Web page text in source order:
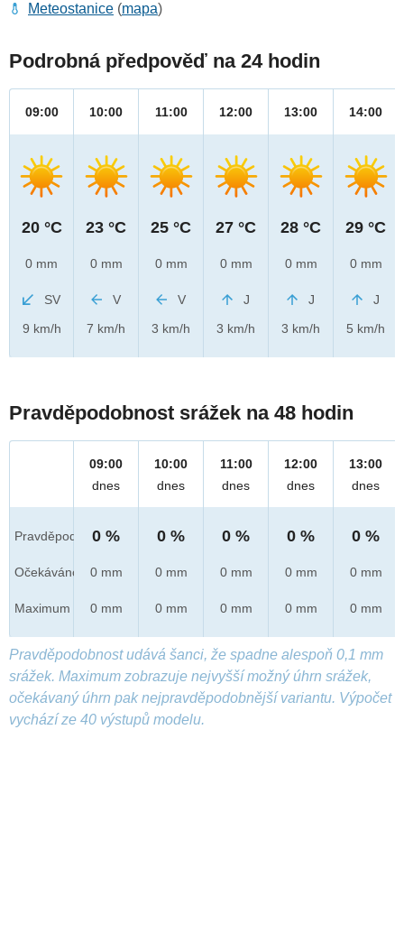
Meteostanice (mapa)
Podrobná předpověď na 24 hodin
09:00
20 °C
0 mm
SV
9 km/h
10:00
23 °C
0 mm
V
7 km/h
11:00
25 °C
0 mm
V
3 km/h
12:00
27 °C
0 mm
J
3 km/h
13:00
28 °C
0 mm
J
3 km/h
14:00
29 °C
0 mm
J
5 km/h
Pravděpodobnost srážek na 48 hodin
Pravděpod.
Očekáváno
Maximum
09:00
dnes
0 %
0 mm
0 mm
10:00
dnes
0 %
0 mm
0 mm
11:00
dnes
0 %
0 mm
0 mm
12:00
dnes
0 %
0 mm
0 mm
13:00
dnes
0 %
0 mm
0 mm
Pravděpodobnost udává šanci, že spadne alespoň 0,1 mm
srážek. Maximum zobrazuje nejvyšší možný úhrn srážek,
očekávaný úhrn pak nejpravděpodobnější variantu. Výpočet
vychází ze 40 výstupů modelu.